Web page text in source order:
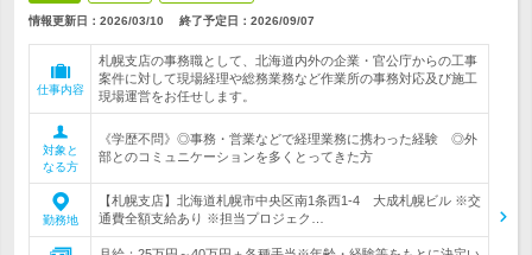
情報更新日：2026/03/10 終了予定日： 2026/09/07
仕事内容
札幌支店の事務職として、北海道内外の企業・官公庁からの工事
案件に対して現場経理や総務業務など作業所の事務対応及び施工
現場運営をお任せします。
対象と
なる方
《学歴不問》◎事務・営業などで経理業務に携わった経験 ◎外
部とのコミュニケーションを多くとってきた方
勤務地
【札幌支店】北海道札幌市中央区南1条西1-4 大成札幌ビル ※交
通費全額支給あり ※担当プロジェク…